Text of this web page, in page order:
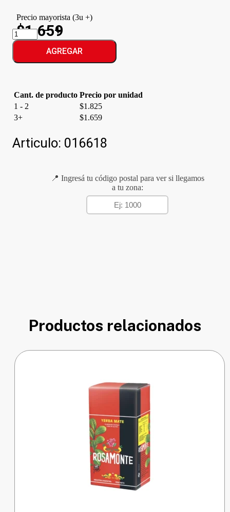
Precio mayorista (3u +)
$1.659
CBSE
YERBA
SAB.
FRUT.VALLE
cantidad
AGREGAR
Cant. de producto Precio por unidad
1 - 2
$1.825
3+
$1.659
Articulo: 016618
📍 Ingresá tu código postal para ver si llegamos
a tu zona:
Productos relacionados